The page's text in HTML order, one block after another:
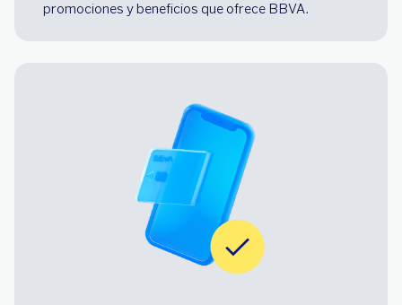
promociones y beneficios que ofrece BBVA.